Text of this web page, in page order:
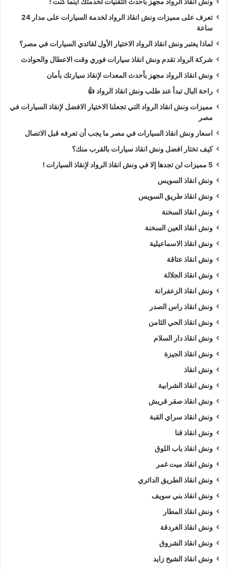
تعرف على مميزات ونش انقاذ الرواد لخدمة السيارات على مدار 24
ساعة
لماذا يعتبر ونش انقاذ الرواد الاختيار الأول لقائدي السيارات في مصر؟
شركة الرواد تقدم ونش انقاذ سيارات فوري وقت الاعطال والحوادث
ونش انقاذ الرواد مجهز بأحدث المعدات لإنقاذ سيارتك بأمان
راحة البال تبدأ عند طلب ونش انقاذ الرواد 👍
مميزات ونش انقاذ الرواد التي تجعلنا الاختيار الافضل لإنقاذ السيارات في
مصر
اسعار ونش انقاذ السيارات في مصر ما يجب أن تعرفه قبل الاتصال
كيف تختار افضل ونش انقاذ سيارات بالقرب منك؟
5 مميزات لن تجدها إلا في ونش انقاذ الرواد لإنقاذ السيارات !
ونش انقاذ السويس
ونش انقاذ طريق السويس
ونش انقاذ السخنة
ونش انقاذ العين السخنة
ونش انقاذ الاسماعيلية
ونش انقاذ عتاقة
ونش انقاذ الجلالة
ونش انقاذ الزعفرانة
ونش انقاذ راس الصدر
ونش انقاذ الحي الثامن
ونش انقاذ دار السلام
ونش انقاذ الجيزة
ونش انقاذ
ونش انقاذ الشرابية
ونش انقاذ صقر قريش
ونش انقاذ سراي القبة
ونش انقاذ قنا
ونش انقاذ باب اللوق
ونش انقاذ ميت غمر
ونش انقاذ الطريق الدائري
ونش انقاذ بني سويف
ونش انقاذ المطار
ونش انقاذ الغردقة
ونش انقاذ الشروق
ونش انقاذ الشيخ زايد